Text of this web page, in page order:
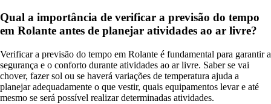
Qual a importância de verificar a previsão do tempo
em Rolante antes de planejar atividades ao ar livre?
Verificar a previsão do tempo em Rolante é fundamental para garantir a
segurança e o conforto durante atividades ao ar livre. Saber se vai
chover, fazer sol ou se haverá variações de temperatura ajuda a
planejar adequadamente o que vestir, quais equipamentos levar e até
mesmo se será possível realizar determinadas atividades.